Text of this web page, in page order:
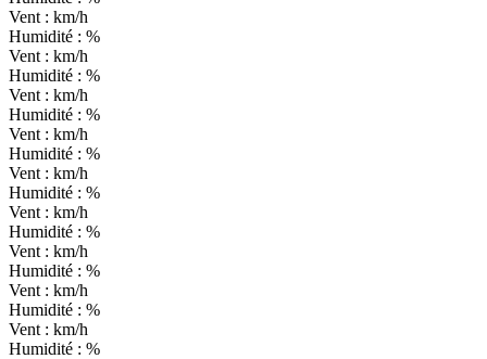
Vent : km/h
Humidité : %
Vent : km/h
Humidité : %
Vent : km/h
Humidité : %
Vent : km/h
Humidité : %
Vent : km/h
Humidité : %
Vent : km/h
Humidité : %
Vent : km/h
Humidité : %
Vent : km/h
Humidité : %
Vent : km/h
Humidité : %